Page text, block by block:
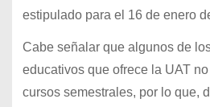
estipulado para el 16 de enero
Cabe señalar que algunos de
educativos que ofrece la UAT
cursos semestrales, por lo que,